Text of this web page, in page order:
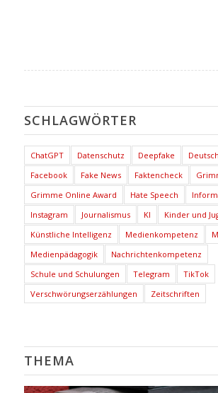
SCHLAGWÖRTER
ChatGPT Datenschutz Deepfake
Facebook
Fake News Faktencheck
Grimme Online Award
Hate Speech
Instagram
Journalismus KI
Kinder und
Künstliche Intelligenz
Medienkompetenz
Medienpädagogik
Nachrichtenkompetenz
Schule und Schulungen
Telegram
TikTok
Verschwörungserzählungen
Zeitschriften
THEMA